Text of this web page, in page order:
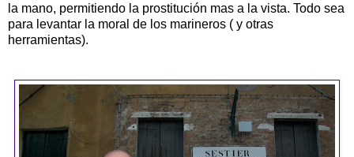
la mano, permitiendo la prostitución mas a la vista. Todo sea
para levantar la moral de los marineros ( y otras
herramientas).